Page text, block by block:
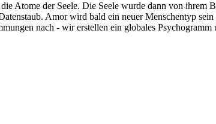
Atome der Seele. Die Seele wurde dann von ihrem
Amor wird bald ein neuer Menschentyp
nach - wir erstellen ein globales Psychogramm